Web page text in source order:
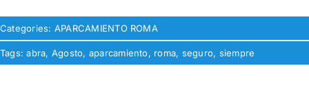
Categories: APARCAMIENTO ROMA
Tags:abra, Agosto, aparcamiento, roma, seguro, siempre